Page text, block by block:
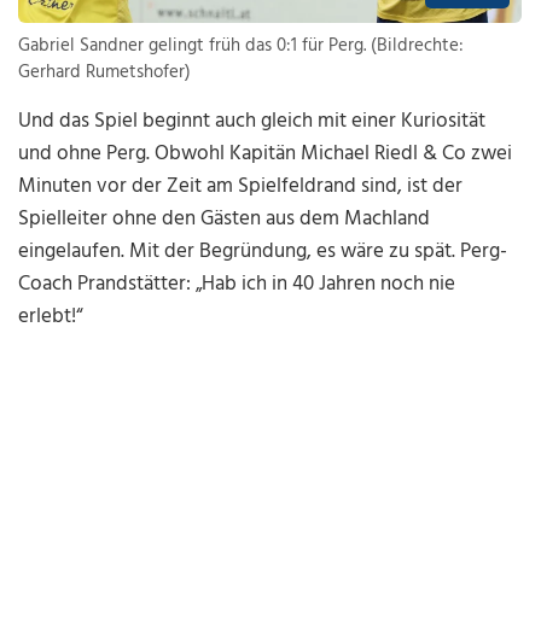
Gabriel Sandner gelingt früh das 0:1 für Perg. (Bildrechte:
Gerhard Rumetshofer)
Und das Spiel beginnt auch gleich mit einer Kuriosität
und ohne Perg. Obwohl Kapitän Michael Riedl & Co zwei
Minuten vor der Zeit am Spielfeldrand sind, ist der
Spielleiter ohne den Gästen aus dem Machland
eingelaufen. Mit der Begründung, es wäre zu spät. Perg-
Coach Prandstätter: „Hab ich in 40 Jahren noch nie
erlebt!“